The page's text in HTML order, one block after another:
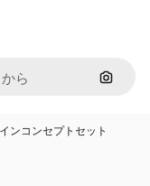
画像で
ンコンセプトセット